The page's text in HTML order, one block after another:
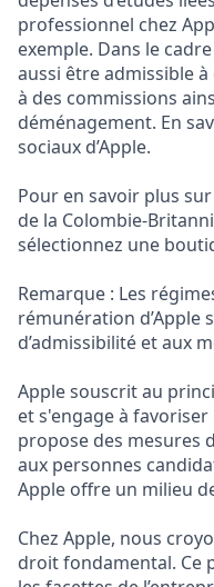
professionnel chez
exemple. Dans le
aussi être admissible
à des commissions
déménagement. En
sociaux d’Apple.
Pour en savoir plus
de la Colombie-
sélectionnez une
Remarque : Les
rémunération d’Apple
d’admissibilité et aux
Apple souscrit au
et s'engage à
propose des mesures
aux personnes
Apple offre un milieu
Chez Apple, nous
droit fondamental. Ce